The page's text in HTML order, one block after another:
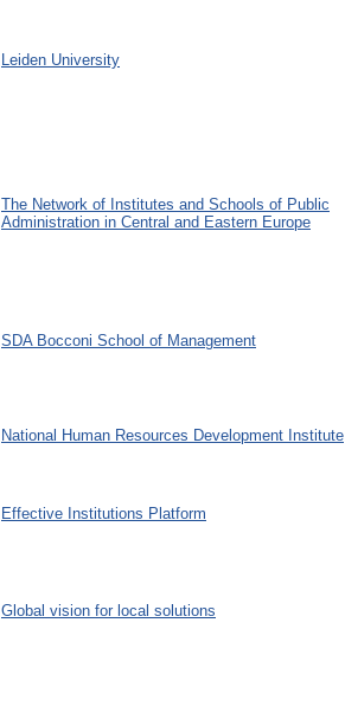
Leiden University
The Network of Institutes and Schools of Public
Administration in Central and Eastern Europe
SDA Bocconi School of Management
National Human Resources Development Institute
Effective Institutions Platform
Global vision for local solutions